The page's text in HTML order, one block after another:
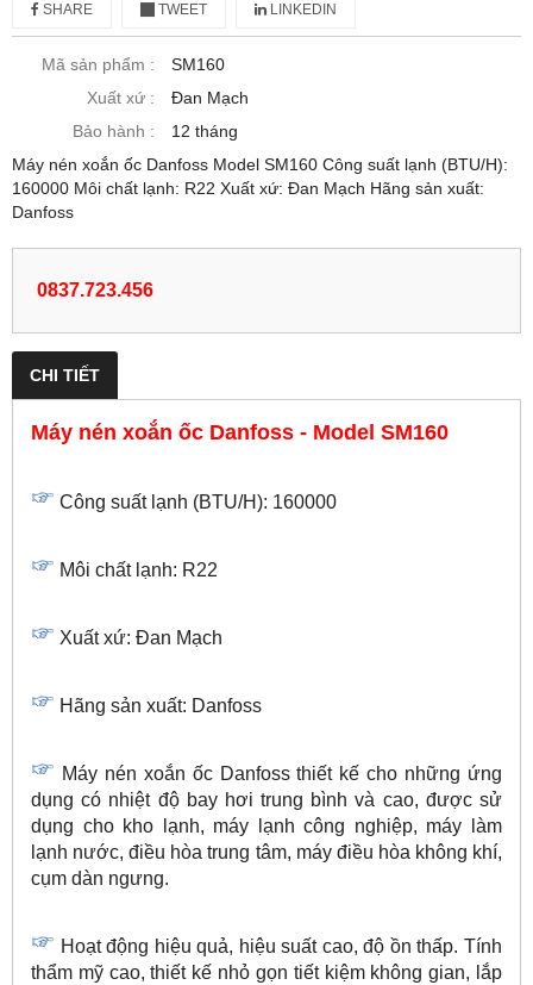
SHARE TWEET LINKEDIN
Mã sản phẩm :
SM160
Xuất xứ :
Đan Mạch
Bảo hành :
12 tháng
Máy nén xoắn ốc Danfoss Model SM160 Công suất lạnh (BTU/H):
160000 Môi chất lạnh: R22 Xuất xứ: Đan Mạch Hãng sản xuất:
Danfoss
0837.723.456
CHI TIẾT
Máy nén xoắn ốc Danfoss - Model SM160
Công suất lạnh (BTU/H): 160000
Môi chất lạnh: R22
Xuất xứ: Đan Mạch
Hãng sản xuất: Danfoss
Máy nén xoắn ốc Danfoss thiết kế cho những ứng
dụng có nhiệt độ bay hơi trung bình và cao, được sử
dụng cho kho lạnh, máy lạnh công nghiệp, máy làm
lạnh nước, điều hòa trung tâm, máy điều hòa không khí,
cụm dàn ngưng.
Hoạt động hiệu quả, hiệu suất cao, độ ồn thấp. Tính
thẩm mỹ cao, thiết kế nhỏ gọn tiết kiệm không gian, lắp